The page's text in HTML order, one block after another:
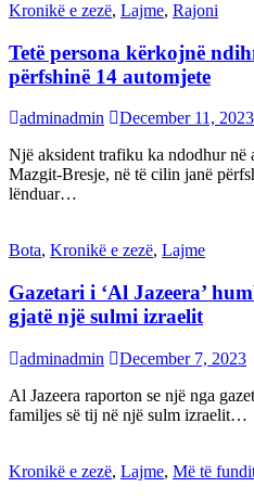
Kronikë e zezë, Lajme, Rajoni
Tetë persona kërkojnë
përfshinë 14 automjete
adminadmin
December 11, 2023
Një aksident trafiku ka ndodhur në
Mazgit-Bresje, në të cilin janë
lënduar…
Bota, Kronikë e zezë, Lajme
Gazetari i ‘Al Jazeera’
gjatë një sulmi izraelit
adminadmin
December 7, 2023
Al Jazeera raporton se një nga
familjes së tij në një sulm izraelit…
Kronikë e zezë, Lajme, Më të